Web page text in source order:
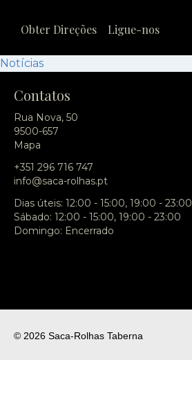
Obter Direções Ligue-nos
Notícias
Contatos
Rua Nova, 50
9500-657
Mapa
+351 296 716 747
info@saca-rolhas.pt
Dias úteis: 12:00 - 15:00, 19:00 - 23:00
Sábado: 12:00 - 15:00, 19:00 - 23:00
Domingo: Encerrado
© 2026 Saca-Rolhas Taberna